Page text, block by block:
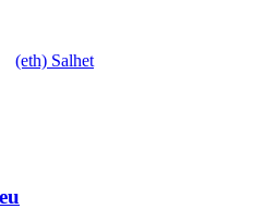
(eth) Salhet